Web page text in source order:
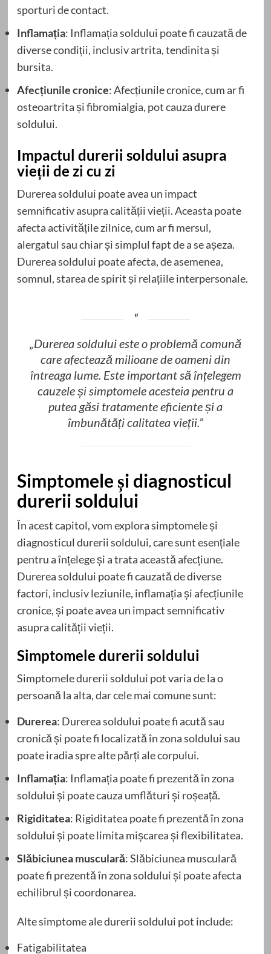
sporturi de contact.
Inflamația: Inflamația soldului poate fi cauzată de
diverse condiții, inclusiv artrita, tendinita și
bursita.
Afecțiunile cronice: Afecțiunile cronice, cum ar fi
osteoartrita și fibromialgia, pot cauza durere
soldului.
Impactul durerii soldului asupra
vieții de zi cu zi
Durerea soldului poate avea un impact
semnificativ asupra calității vieții. Aceasta poate
afecta activitățile zilnice, cum ar fi mersul,
alergatul sau chiar și simplul fapt de a se așeza.
Durerea soldului poate afecta, de asemenea,
somnul, starea de spirit și relațiile interpersonale.
„Durerea soldului este o problemă comună
care afectează milioane de oameni din
întreaga lume. Este important să înțelegem
cauzele și simptomele acesteia pentru a
putea găsi tratamente eficiente și a
îmbunătăți calitatea vieții.”
Simptomele și diagnosticul
durerii soldului
În acest capitol, vom explora simptomele și
diagnosticul durerii soldului, care sunt esențiale
pentru a înțelege și a trata această afecțiune.
Durerea soldului poate fi cauzată de diverse
factori, inclusiv leziunile, inflamația și afecțiunile
cronice, și poate avea un impact semnificativ
asupra calității vieții.
Simptomele durerii soldului
Simptomele durerii soldului pot varia de la o
persoană la alta, dar cele mai comune sunt:
Durerea: Durerea soldului poate fi acută sau
cronică și poate fi localizată în zona soldului sau
poate iradia spre alte părți ale corpului.
Inflamația: Inflamația poate fi prezentă în zona
soldului și poate cauza umflături și roșeață.
Rigiditatea: Rigiditatea poate fi prezentă în zona
soldului și poate limita mișcarea și flexibilitatea.
Slăbiciunea musculară: Slăbiciunea musculară
poate fi prezentă în zona soldului și poate afecta
echilibrul și coordonarea.
Alte simptome ale durerii soldului pot include:
Fatigabilitatea